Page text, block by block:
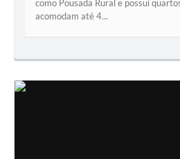
como Pousada Rural e possui
acomodam até 4...